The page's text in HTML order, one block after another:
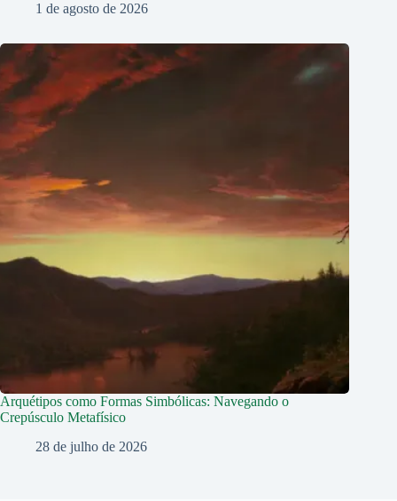
1 de agosto de 2026
Arquétipos como Formas Simbólicas: Navegando o
Crepúsculo Metafísico
28 de julho de 2026